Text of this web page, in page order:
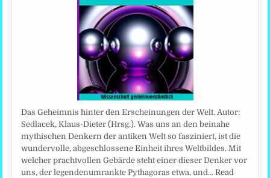
Das Geheimnis hinter den Erscheinungen der Welt. Autor:
Sedlacek, Klaus-Dieter (Hrsg.). Was uns an den beinahe
mythischen Denkern der antiken Welt so fasziniert, ist die
wundervolle, abgeschlossene Einheit ihres Weltbildes. Mit
welcher prachtvollen Gebärde steht einer dieser Denker vor
uns, der legendenumrankte Pythagoras etwa, und…Read